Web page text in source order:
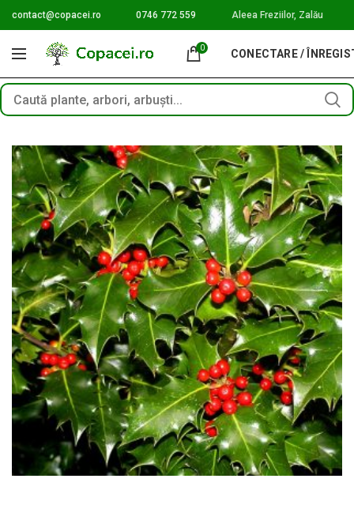
contact@copacei.ro 0746 772 559 Aleea Freziilor, Zalău
0 CONECTARE /